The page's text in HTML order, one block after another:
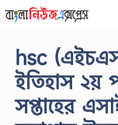
to
hsc
ইতিহাস ২য়
সপ্তাহের